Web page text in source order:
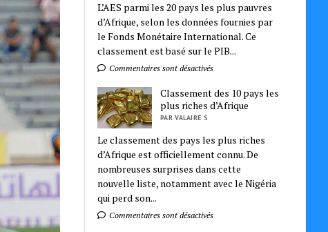
L’AES parmi les 20 pays les plus pauvres
d’Afrique, selon les données fournies par
le Fonds Monétaire International. Ce
classement est basé sur le PIB...
Commentaires sont désactivés
Classement des 10 pays les
plus riches d’Afrique
PAR VALAIRE S
Le classement des pays les plus riches
d’Afrique est officiellement connu. De
nombreuses surprises dans cette
nouvelle liste, notamment avec le Nigéria
qui perd son...
Commentaires sont désactivés